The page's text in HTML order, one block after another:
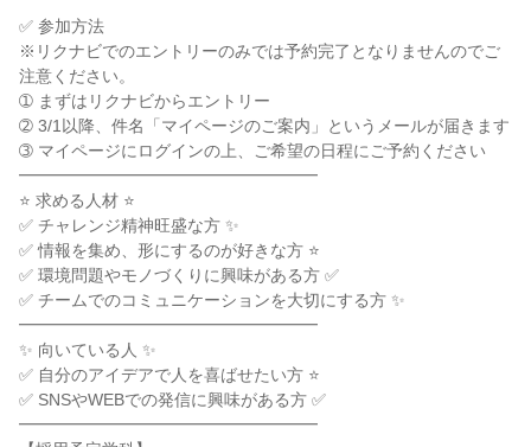
✅ 参加方法
※リクナビでのエントリーのみでは予約完了となりませんのでご
注意ください。
➀ まずはリクナビからエントリー
➁ 3/1以降、件名「マイページのご案内」というメールが届きます
➂ マイページにログインの上、ご希望の日程にご予約ください
━━━━━━━━━━━━━━━━━━
⭐ 求める人材 ⭐
✅ チャレンジ精神旺盛な方 ✨
✅ 情報を集め、形にするのが好きな方 ⭐
✅ 環境問題やモノづくりに興味がある方 ✅
✅ チームでのコミュニケーションを大切にする方 ✨
━━━━━━━━━━━━━━━━━━
✨ 向いている人 ✨
✅ 自分のアイデアで人を喜ばせたい方 ⭐
✅ SNSやWEBでの発信に興味がある方 ✅
━━━━━━━━━━━━━━━━━━